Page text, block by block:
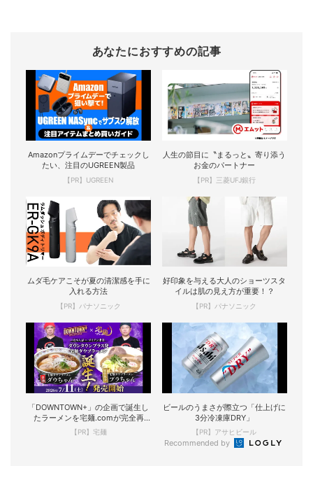
あなたにおすすめの記事
Amazonプライムデーでチェックし
たい、注目のUGREEN製品
【PR】UGREEN
人生の節目に〝まるっと〟寄り添う
お金のパートナー
【PR】三菱UFJ銀行
ムダ毛ケアこそが夏の清潔感を手に
入れる方法
【PR】パナソニック
好印象を与える大人のショーツスタ
イルは肌の見え方が重要！？
【PR】パナソニック
「DOWNTOWN+」の企画で誕生し
たラーメンを宅麺.comが完全再
現！
【PR】宅麺
ビールのうまさが際立つ「仕上げに
3分冷凍庫DRY」
【PR】アサヒビール
Recommended by